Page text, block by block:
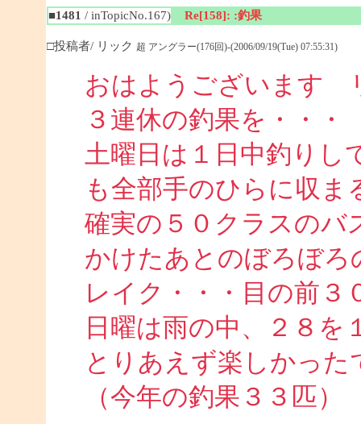
■1481 / inTopicNo.167) Re[158]: :釣果
□投稿者/ リック 超 アングラー(176回)-(2006/09/19(Tue) 07:55:31)
おはようございます
３連休の釣果を・・・
土曜日は１日中釣りし
も全部手のひらに収ま
確実の５０クラスのバ
かけたあとのぼろぼ
レイク・・・目の前３
日曜は雨の中、２８を
とりあえず楽しかった
（今年の釣果３３匹）